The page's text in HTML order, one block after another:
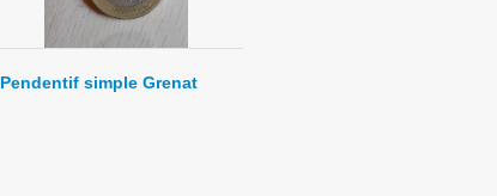
Pendentif simple Grenat